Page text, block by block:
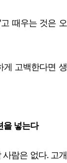
때우는 것은 오
게 고백한다면 생
을 넣는다
람은 없다. 고개